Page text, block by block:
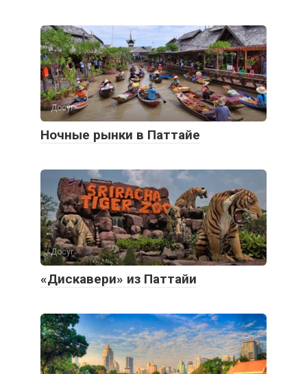
Досуг
Ночные рынки в Паттайе
Досуг
«Дискавери» из Паттайи